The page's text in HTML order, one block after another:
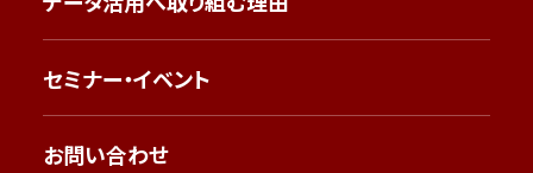
セミナー・イベント
お問い合わせ